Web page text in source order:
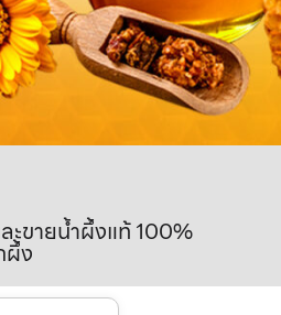
ขายน้ำผึ้งแท้ 100%
ผึ้ง